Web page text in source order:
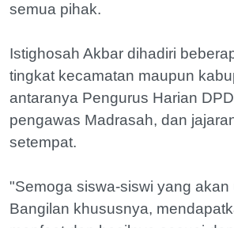
semua pihak.
Istighosah Akbar dihadiri
tingkat kecamatan maupun
antaranya Pengurus Harian
pengawas Madrasah, dan
setempat.
"Semoga siswa-siswi yang akan
Bangilan khususnya,